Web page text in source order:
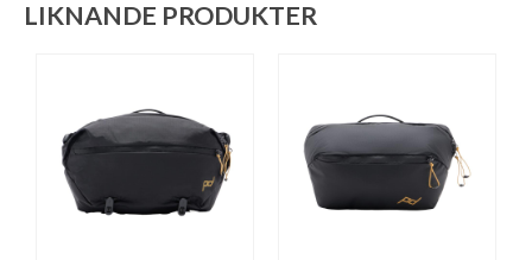
LIKNANDE PRODUKTER